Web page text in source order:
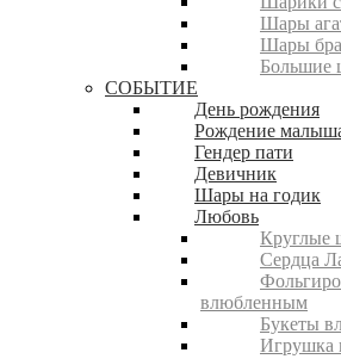
Шары
Шары
Большие
СОБЫТИЕ
День рождения
Рождение
Гендер пати
Девичник
Шары на годик
Любовь
Круглые
Сердца
влюбленным
Букеты
Игрушка